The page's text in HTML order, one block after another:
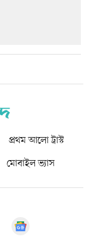
প্রথম আলো ট্রাস্ট
মোবাইল ভ্যাস